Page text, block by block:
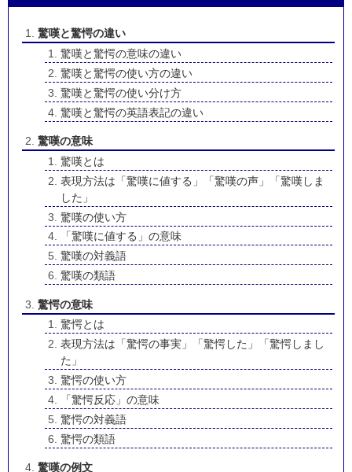
驚嘆と驚愕の違い
驚嘆と驚愕の意味の違い
驚嘆と驚愕の使い方の違い
驚嘆と驚愕の使い分け方
驚嘆と驚愕の英語表記の違い
驚嘆の意味
驚嘆とは
表現方法は「驚嘆に値する」「驚嘆の声」「驚嘆しま
した」
驚嘆の使い方
「驚嘆に値する」の意味
驚嘆の対義語
驚嘆の類語
驚愕の意味
驚愕とは
表現方法は「驚愕の事実」「驚愕した」「驚愕しまし
た」
驚愕の使い方
「驚愕反応」の意味
驚愕の対義語
驚愕の類語
驚嘆の例文